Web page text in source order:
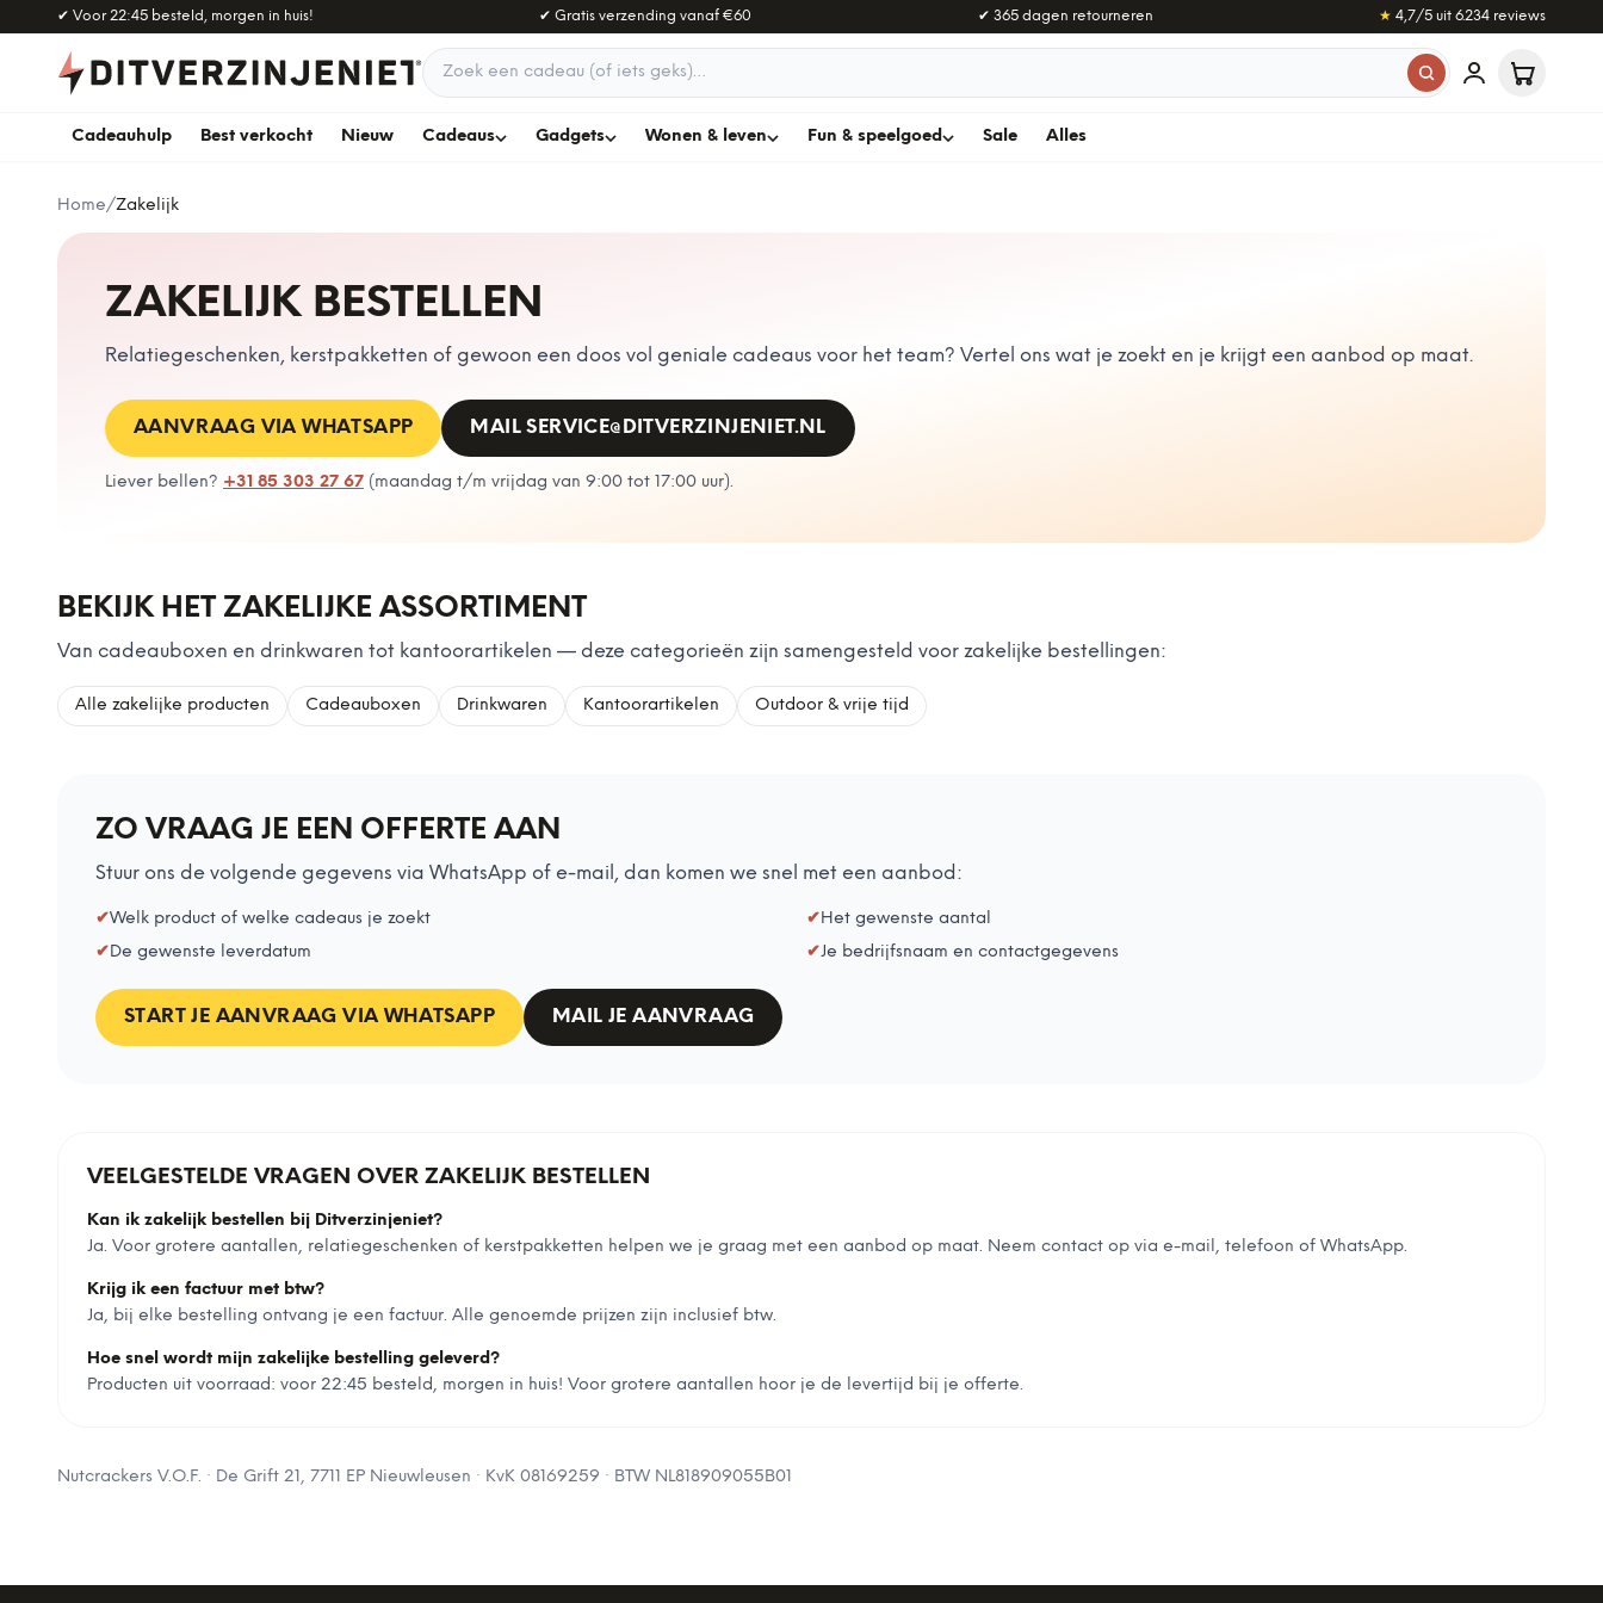
Naar hoofdinhoud
✔ Voor 22:45 besteld, morgen in huis! ✔ Gratis verzending vanaf€60 ✔ 365 dagen retourneren ★ 4,7/5 uit 6.234reviews
Zoek een cadeau
Cadeauhulp Best verkocht Nieuw Cadeaus Gadgets Wonen & leven Fun & speelgoed Sale Alles
Home/Zakelijk
ZAKELIJK BESTELLEN
Relatiegeschenken, kerstpakketten of gewoon een doos vol geniale cadeaus voor het team? Vertel ons wat je zoekt en je krijgt een aanbod op maat.
AANVRAAG VIA WHATSAPP MAILSERVICE@DITVERZINJENIET.NL
Liever bellen? +31 85 303 27 67 ( maandag t/m vrijdag van 9:00 tot 17:00 uur).
BEKIJK HET ZAKELIJKE ASSORTIMENT
Van cadeauboxen en drinkwaren tot kantoorartikelen — deze categorieën zijn samengesteld voor zakelijke bestellingen:
Alle zakelijke producten Cadeauboxen Drinkwaren Kantoorartikelen Outdoor & vrije tijd
ZO VRAAG JE EEN OFFERTE AAN
Stuur ons de volgende gegevens via WhatsApp of e-mail, dan komen we snel met een aanbod:
✔Welk product of welke cadeaus je zoekt ✔Het gewenste aantal
✔De gewenste leverdatum ✔Je bedrijfsnaam en contactgegevens
START JE AANVRAAG VIA WHATSAPP MAIL JE AANVRAAG
VEELGESTELDE VRAGEN OVER ZAKELIJK BESTELLEN
Kan ik zakelijk bestellen bij Ditverzinjeniet?
Ja. Voor grotere aantallen, relatiegeschenken of kerstpakketten helpen we je graag met een aanbod op maat. Neem contact op via e-mail, telefoon of WhatsApp.
Krijg ik een factuur met btw?
Ja, bij elke bestelling ontvang je een factuur. Alle genoemde prijzen zijn inclusief btw.
Hoe snel wordt mijn zakelijke bestelling geleverd?
Producten uit voorraad: voor 22:45 besteld, morgen in huis! Voor grotere aantallen hoor je de levertijd bij je offerte.
Nutcrackers V.O.F. · De Grift 21, 7711 EP Nieuwleusen · KvK 08169259 · BTW NL818909055B01